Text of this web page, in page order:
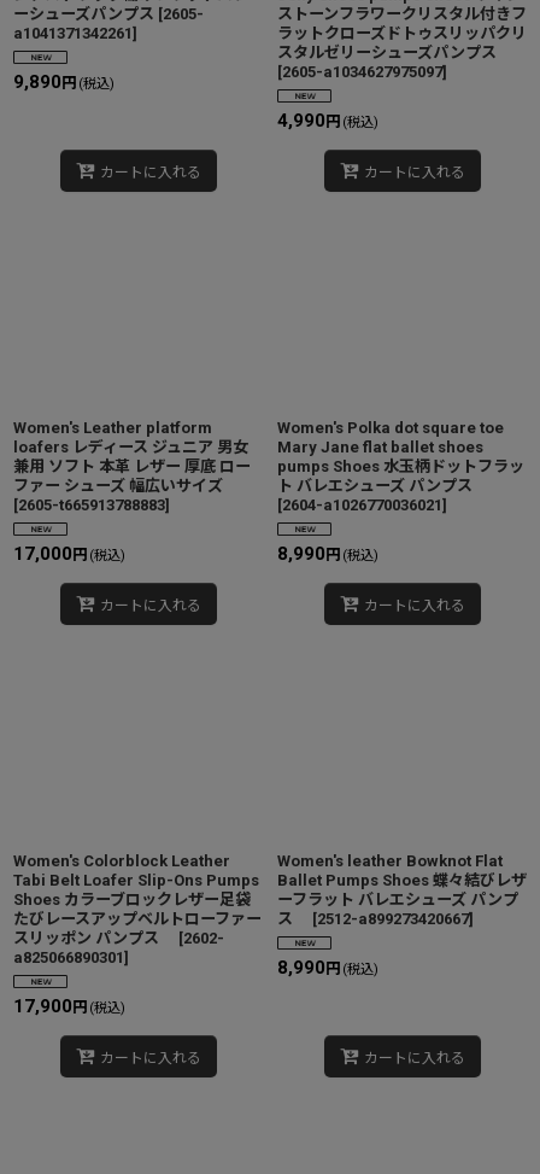
ーシューズパンプス [2605-
a1041371342261]
9,890 円 (税込)
カートに入れる
ストーンフラワークリスタル付きフ
ラットクローズドトゥスリッパクリ​​
スタルゼリーシューズパンプス
[2605-a1034627975097]
4,990 円 (税込)
カートに入れる
Women's Leather platform
loafers レディース ジュニア 男女
兼用 ソフト 本革 レザー 厚底 ロー
ファー シューズ 幅広いサイズ
[2605-t665913788883]
17,000 円 (税込)
カートに入れる
Women's Polka dot square toe
Mary Jane flat ballet shoes
pumps Shoes 水玉柄ドットフラッ
ト バレエシューズ パンプス
[2604-a1026770036021]
8,990 円 (税込)
カートに入れる
Women's Colorblock Leather
Tabi Belt Loafer Slip-Ons Pumps
Shoes カラーブロックレザー足袋
たびレースアップベルトローファー
スリッポン パンプス
[2602-
a825066890301]
17,900 円 (税込)
カートに入れる
Women's leather Bowknot Flat
Ballet Pumps Shoes 蝶々結びレザ
ーフラット バレエシューズ パンプ
ス
[2512-a899273420667]
8,990 円 (税込)
カートに入れる